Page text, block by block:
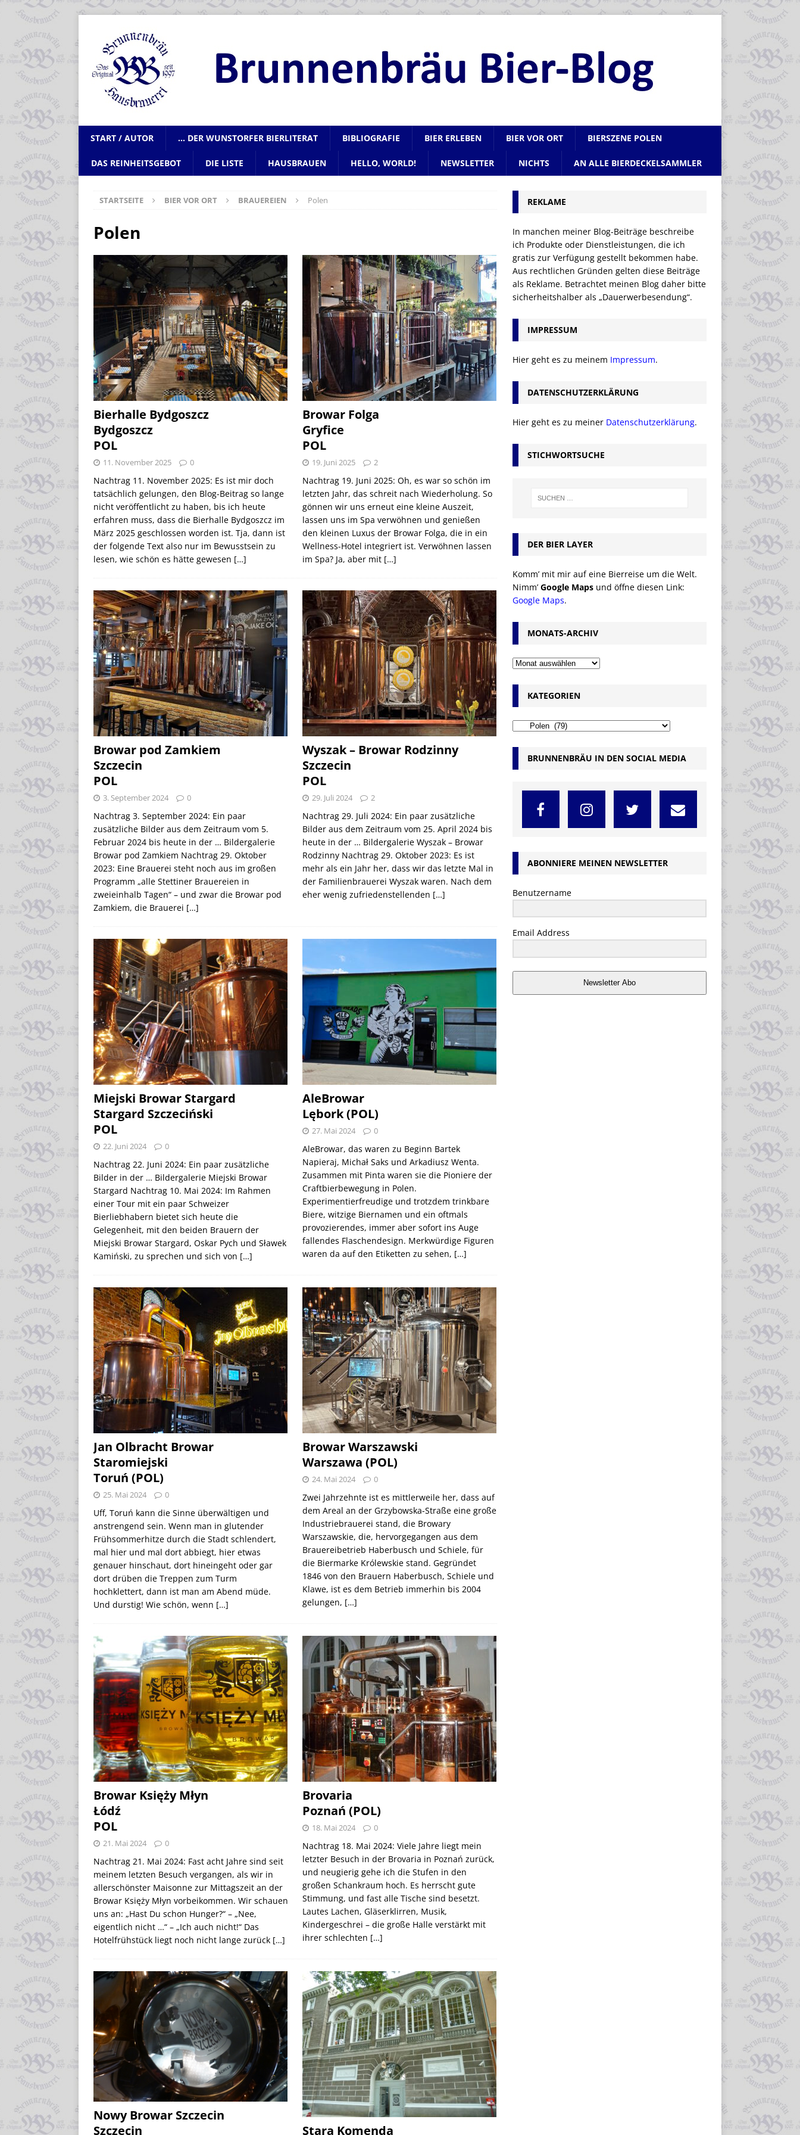
START / AUTOR … DER WUNSTORFER BIERLITERAT BIBLIOGRAFIE BIER ERLEBEN BIER VOR ORT BIERSZENE POLEN
DAS REINHEITSGEBOT DIE LISTE HAUSBRAUEN HELLO, WORLD! NEWSLETTER NICHTS AN ALLE BIERDECKELSAMMLER
STARTSEITE BIER VOR ORT BRAUEREIEN Polen
Polen
Bierhalle Bydgoszcz
Bydgoszcz
POL
11. November 2025 0
Nachtrag 11. November 2025: Es ist mir doch
tatsächlich gelungen, den Blog-Beitrag so lange
nicht veröffentlicht zu haben, bis ich heute
erfahren muss, dass die Bierhalle Bydgoszcz im
März 2025 geschlossen worden ist. Tja, dann ist
der folgende Text also nur im Bewusstsein zu
lesen, wie schön es hätte gewesen […]
Browar Folga
Gryfice
POL
19. Juni 2025 2
Nachtrag 19. Juni 2025: Oh, es war so schön im
letzten Jahr, das schreit nach Wiederholung. So
gönnen wir uns erneut eine kleine Auszeit,
lassen uns im Spa verwöhnen und genießen
den kleinen Luxus der Browar Folga, die in ein
Wellness-Hotel integriert ist. Verwöhnen lassen
im Spa? Ja, aber mit […]
Browar pod Zamkiem
Szczecin
POL
3. September 2024 0
Nachtrag 3. September 2024: Ein paar
zusätzliche Bilder aus dem Zeitraum vom 5.
Februar 2024 bis heute in der … Bildergalerie
Browar pod Zamkiem Nachtrag 29. Oktober
2023: Eine Brauerei steht noch aus im großen
Programm „alle Stettiner Brauereien in
zweieinhalb Tagen“ – und zwar die Browar pod
Zamkiem, die Brauerei […]
Wyszak – Browar Rodzinny
Szczecin
POL
29. Juli 2024 2
Nachtrag 29. Juli 2024: Ein paar zusätzliche
Bilder aus dem Zeitraum vom 25. April 2024 bis
heute in der … Bildergalerie Wyszak – Browar
Rodzinny Nachtrag 29. Oktober 2023: Es ist
mehr als ein Jahr her, dass wir das letzte Mal in
der Familienbrauerei Wyszak waren. Nach dem
eher wenig zufriedenstellenden […]
Miejski Browar Stargard
Stargard Szczeciński
POL
22. Juni 2024 0
Nachtrag 22. Juni 2024: Ein paar zusätzliche
Bilder in der … Bildergalerie Miejski Browar
Stargard Nachtrag 10. Mai 2024: Im Rahmen
einer Tour mit ein paar Schweizer
Bierliebhabern bietet sich heute die
Gelegenheit, mit den beiden Brauern der
Miejski Browar Stargard, Oskar Pych und Sławek
Kamiński, zu sprechen und sich von […]
AleBrowar
Lębork (POL)
27. Mai 2024 0
AleBrowar, das waren zu Beginn Bartek
Napieraj, Michał Saks und Arkadiusz Wenta.
Zusammen mit Pinta waren sie die Pioniere der
Craftbierbewegung in Polen.
Experimentierfreudige und trotzdem trinkbare
Biere, witzige Biernamen und ein oftmals
provozierendes, immer aber sofort ins Auge
fallendes Flaschendesign. Merkwürdige Figuren
waren da auf den Etiketten zu sehen, […]
Jan Olbracht Browar
Staromiejski
Toruń (POL)
25. Mai 2024 0
Uff, Toruń kann die Sinne überwältigen und
anstrengend sein. Wenn man in glutender
Frühsommerhitze durch die Stadt schlendert,
mal hier und mal dort abbiegt, hier etwas
genauer hinschaut, dort hineingeht oder gar
dort drüben die Treppen zum Turm
hochklettert, dann ist man am Abend müde.
Und durstig! Wie schön, wenn […]
Browar Warszawski
Warszawa (POL)
24. Mai 2024 0
Zwei Jahrzehnte ist es mittlerweile her, dass auf
dem Areal an der Grzybowska-Straße eine große
Industriebrauerei stand, die Browary
Warszawskie, die, hervorgegangen aus dem
Brauereibetrieb Haberbusch und Schiele, für
die Biermarke Królewskie stand. Gegründet
1846 von den Brauern Haberbusch, Schiele und
Klawe, ist es dem Betrieb immerhin bis 2004
gelungen, […]
Browar Księży Młyn
Łódź
POL
21. Mai 2024 0
Nachtrag 21. Mai 2024: Fast acht Jahre sind seit
meinem letzten Besuch vergangen, als wir in
allerschönster Maisonne zur Mittagszeit an der
Browar Księży Młyn vorbeikommen. Wir schauen
uns an: „Hast Du schon Hunger?“ – „Nee,
eigentlich nicht …“ – „Ich auch nicht!“ Das
Hotelfrühstück liegt noch nicht lange zurück […]
Brovaria
Poznań (POL)
18. Mai 2024 0
Nachtrag 18. Mai 2024: Viele Jahre liegt mein
letzter Besuch in der Brovaria in Poznań zurück,
und neugierig gehe ich die Stufen in den
großen Schankraum hoch. Es herrscht gute
Stimmung, und fast alle Tische sind besetzt.
Lautes Lachen, Gläserklirren, Musik,
Kindergeschrei – die große Halle verstärkt mit
ihrer schlechten […]
Nowy Browar Szczecin
Szczecin
Stara Komenda
REKLAME
In manchen meiner Blog-Beiträge beschreibe
ich Produkte oder Dienstleistungen, die ich
gratis zur Verfügung gestellt bekommen habe.
Aus rechtlichen Gründen gelten diese Beiträge
als Reklame. Betrachtet meinen Blog daher bitte
sicherheitshalber als „Dauerwerbesendung“.
IMPRESSUM
Hier geht es zu meinem Impressum.
DATENSCHUTZERKLÄRUNG
Hier geht es zu meiner Datenschutzerklärung.
STICHWORTSUCHE
DER BIER LAYER
Komm’ mit mir auf eine Bierreise um die Welt.
Nimm’ Google Maps und öffne diesen Link:
Google Maps.
MONATS-ARCHIV
KATEGORIEN
BRUNNENBRÄU IN DEN SOCIAL MEDIA
ABONNIERE MEINEN NEWSLETTER
Benutzername
Email Address
Newsletter Abo